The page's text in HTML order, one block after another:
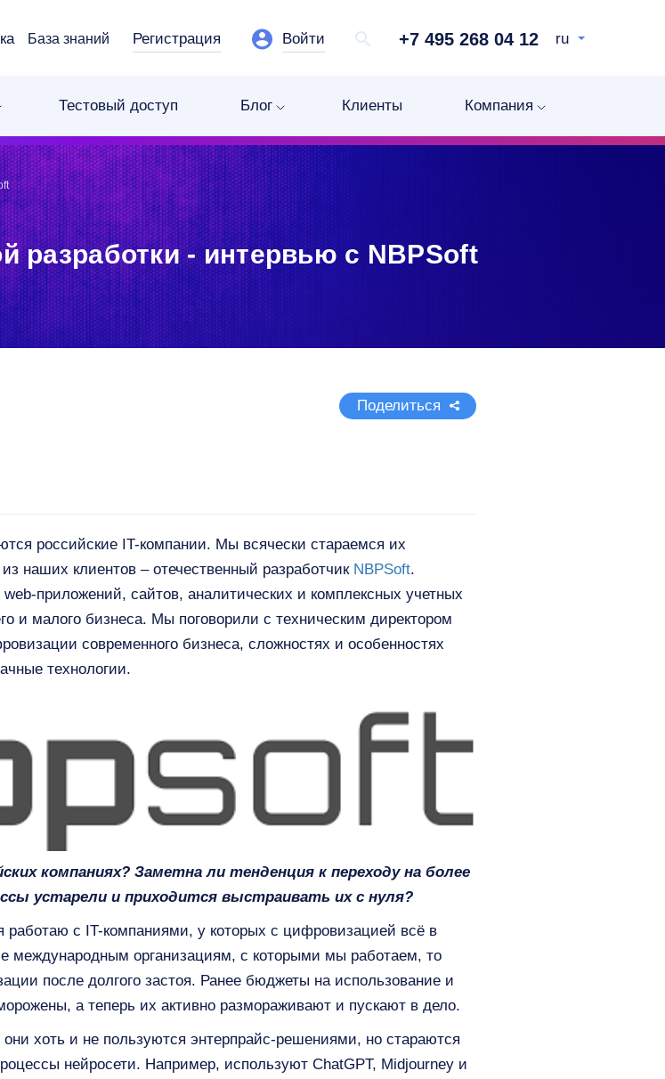
База знаний Регистрация Войти +7 495 268 04 12 ru
Тестовый доступ Блог Клиенты Компания
разработки - интервью с NBPSoft
Поделиться
российские IT-компании. Мы всячески стараемся их
наших клиентов – отечественный разработчик NBPSoft.
приложений, сайтов, аналитических и комплексных учетных
и малого бизнеса. Мы поговорили с техническим директором
современного бизнеса, сложностях и особенностях
технологии.
компаниях? Заметна ли тенденция к переходу на более
устарели и приходится выстраивать их с нуля?
работаю с IT-компаниями, у которых с цифровизацией всё в
международным организациям, с которыми мы работаем, то
после долгого застоя. Ранее бюджеты на использование и
а теперь их активно размораживают и пускают в дело.
хоть и не пользуются энтерпрайс-решениями, но стараются
нейросети. Например, используют ChatGPT, Midjourney и